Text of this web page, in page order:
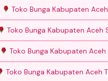
Toko Bunga Kabupaten
Toko Bunga Kabupaten Aceh
Toko Bunga Kabupaten Aceh
Toko Bunga Kabupaten Aceh